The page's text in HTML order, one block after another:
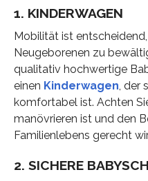
1. KINDERWAGEN
Mobilität ist
Neugeborenen zu
qualitativ hochwertige
einen Kinderwagen, der
komfortabel ist. Achten
manövrieren ist und den
Familienlebens gerecht
2. SICHERE